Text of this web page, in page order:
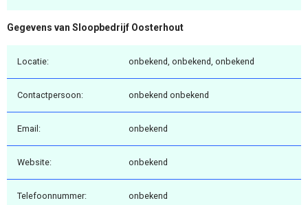
Gegevens van Sloopbedrijf Oosterhout
Locatie: onbekend, onbekend, onbekend
Contactpersoon: onbekend onbekend
Email: onbekend
Website: onbekend
Telefoonnummer: onbekend